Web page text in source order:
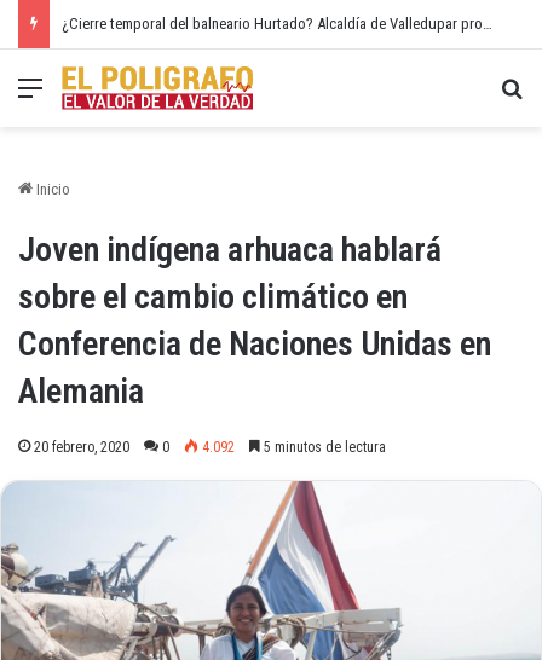
¿Cierre temporal del balneario Hurtado? Alcaldía de Valledupar propone recuperar el río Guatapurí
Menú
Inicio
Joven indígena arhuaca hablará
sobre el cambio climático en
Conferencia de Naciones Unidas en
Alemania
20 febrero, 2020 0 4.092 5 minutos de lectura